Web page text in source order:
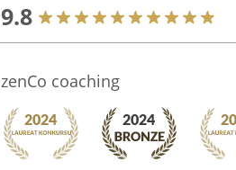
9.8
zenCo coaching